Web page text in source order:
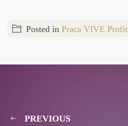
Posted in Praca VIVE Profit
PREVIOUS